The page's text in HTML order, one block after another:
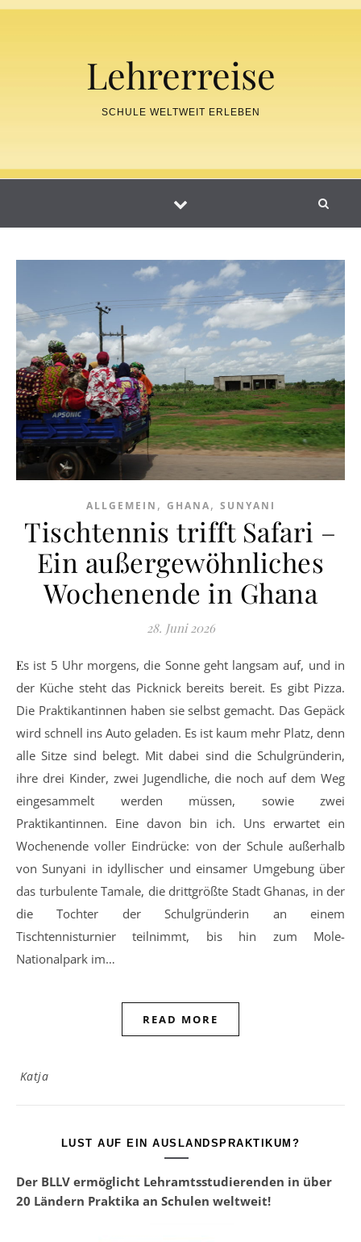
Skip to content
Lehrerreise
SCHULE WELTWEIT ERLEBEN
ALLGEMEIN , GHANA, SUNYANI
Tischtennis trifft Safari –
Ein außergewöhnliches
Wochenende in Ghana
28. Juni 2026
Es ist 5 Uhr morgens, die Sonne geht langsam auf, und in
der Küche steht das Picknick bereits bereit. Es gibt Pizza.
Die Praktikantinnen haben sie selbst gemacht. Das Gepäck
wird schnell ins Auto geladen. Es ist kaum mehr Platz, denn
alle Sitze sind belegt. Mit dabei sind die Schulgründerin,
ihre drei Kinder, zwei Jugendliche, die noch auf dem Weg
eingesammelt werden müssen, sowie zwei
Praktikantinnen. Eine davon bin ich. Uns erwartet ein
Wochenende voller Eindrücke: von der Schule außerhalb
von Sunyani in idyllischer und einsamer Umgebung über
das turbulente Tamale, die drittgrößte Stadt Ghanas, in der
die Tochter der Schulgründerin an einem
Tischtennisturnier teilnimmt, bis hin zum Mole-
Nationalpark im…
READ MORE
Katja
LUST AUF EIN AUSLANDSPRAKTIKUM?
Der BLLV ermöglicht Lehramtsstudierenden in über
20 Ländern Praktika an Schulen weltweit!